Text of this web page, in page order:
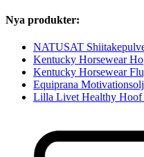
Nya produkter:
NATUSAT
Kentucky Horsewear
Kentucky Horsewear
Equiprana
Lilla Livet Healthy Hoof